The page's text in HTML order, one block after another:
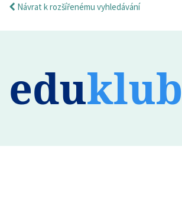
Návrat k rozšířenému vyhledávání
eduklub